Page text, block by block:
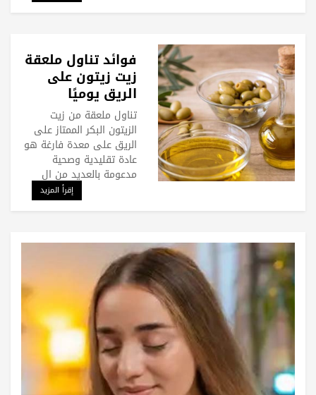
فوائد تناول ملعقة
زيت زيتون على
الريق يوميًا
تناول ملعقة من زيت
الزيتون البكر الممتاز على
الريق على معدة فارغة هو
عادة تقليدية وصحية
مدعومة بالعديد من ال
إقرأ المزيد